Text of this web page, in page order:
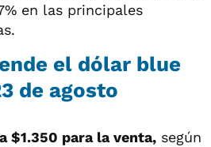
en las principales
el dólar blue
de agosto
$1.350 para la venta, según